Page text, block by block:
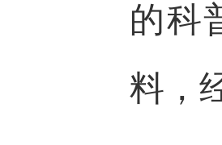
的科
料，